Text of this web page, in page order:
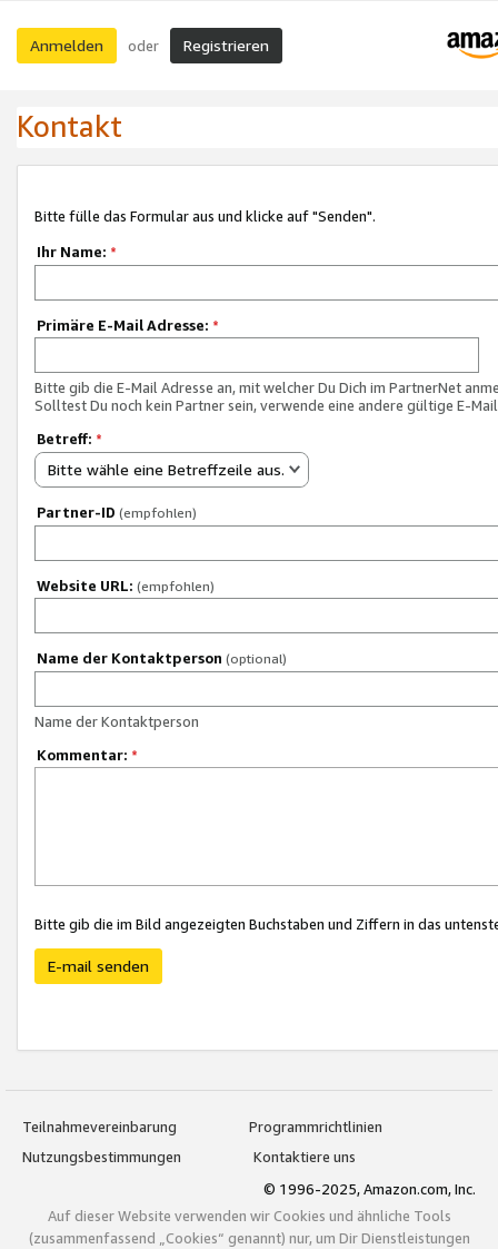
Anmelden oder Registrieren
Kontakt
Bitte fülle das Formular aus und klicke auf "Senden".
Ihr Name: *
Primäre E-Mail Adresse: *
Bitte gib die E-Mail Adresse an, mit welcher Du Dich im PartnerNet
Solltest Du noch kein Partner sein, verwende eine andere gültige E-
Betreff: *
Bitte wähle eine Betreffzeile aus.
Partner-ID (empfohlen)
Website URL: (empfohlen)
Name der Kontaktperson (optional)
Name der Kontaktperson
Kommentar: *
Bitte gib die im Bild angezeigten Buchstaben und Ziffern in das
E-mail senden
Teilnahmevereinbarung
Programmrichtlinien
Nutzungsbestimmungen
Kontaktiere uns
© 1996-2025, Amazon.com, Inc.
Auf dieser Website verwenden wir Cookies und ähnliche Tools
(zusammenfassend „Cookies“ genannt) nur, um Dir Dienstleistungen